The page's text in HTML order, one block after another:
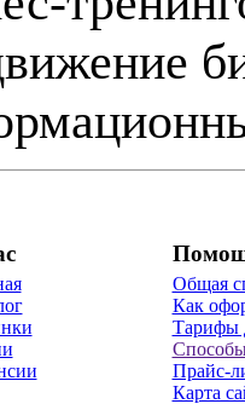
Общая
Как
Тарифы
Прайс-
Карта